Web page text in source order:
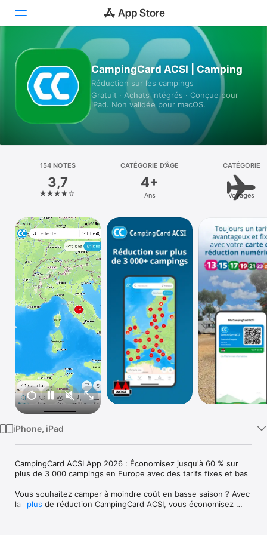
Aujourd’hui
Jeux
Apps
Arcade
Plateforme
iPhone
iPad
Mac
Vision
Watch
TV
CampingCard ACSI | Camping
Réduction sur les campings
Gratuit · Achats intégrés · Conçue pour
iPad. Non validée pour macOS.
154 NOTES
3,7
CATÉGORIE D’ÂGE
4+
Ans
CATÉGORIE
Voyages
iPhone, iPad
CampingCard ACSI App 2026 : Économisez jusqu'à 60 % sur
plus de 3 000 campings en Europe avec des tarifs fixes et bas
Vous souhaitez camper à moindre coût en basse saison ? Avec
la carte de réduction CampingCard ACSI, vous économisez
plus